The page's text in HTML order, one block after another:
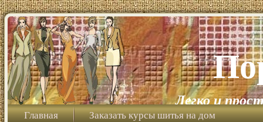
Легко и
Главная Заказать курсы шитья на дом